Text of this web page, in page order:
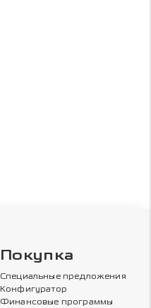
Покупка
Специальные предложения
Конфигуратор
Финансовые программы